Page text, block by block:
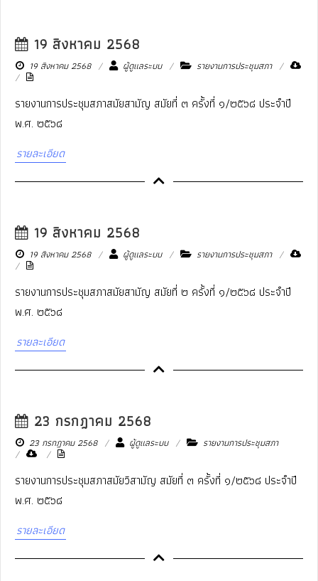
19 สิงหาคม 2568
19 สิงหาคม 2568 ผู้ดูแลระบบ รายงานการประชุมสภา
รายงานการประชุมสภาสมัยสามัญ สมัยที่ ๓ ครั้งที่ ๑/๒๕๖๘ ประจำปี
พ.ศ. ๒๕๖๘
รายละเอียด
19 สิงหาคม 2568
19 สิงหาคม 2568 ผู้ดูแลระบบ รายงานการประชุมสภา
รายงานการประชุมสภาสมัยสามัญ สมัยที่ ๒ ครั้งที่ ๑/๒๕๖๘ ประจำปี
พ.ศ. ๒๕๖๘
รายละเอียด
23 กรกฎาคม 2568
23 กรกฎาคม 2568 ผู้ดูแลระบบ รายงานการประชุมสภา
รายงานการประชุมสภาสมัยวิสามัญ สมัยที่ ๓ ครั้งที่ ๑/๒๕๖๘ ประจำปี
พ.ศ. ๒๕๖๘
รายละเอียด